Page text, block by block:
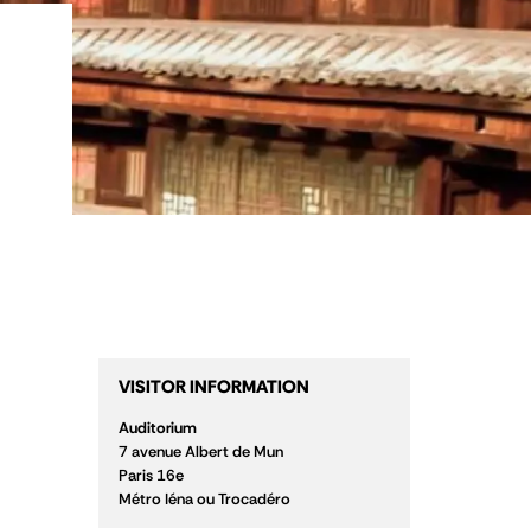
VISITOR INFORMATION
Auditorium
7 avenue Albert de Mun
Paris 16e
Métro Iéna ou Trocadéro